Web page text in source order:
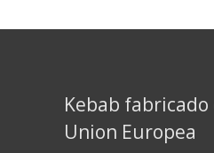
Kebab fabricado
Union Europea